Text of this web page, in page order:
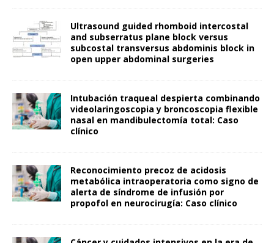
Ultrasound guided rhomboid intercostal
and subserratus plane block versus
subcostal transversus abdominis block in
open upper abdominal surgeries
Intubación traqueal despierta combinando
videolaringoscopia y broncoscopia flexible
nasal en mandibulectomía total: Caso
clínico
Reconocimiento precoz de acidosis
metabólica intraoperatoria como signo de
alerta de síndrome de infusión por
propofol en neurocirugía: Caso clínico